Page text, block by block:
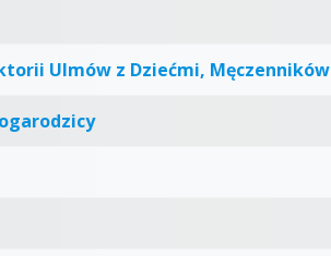
Ulmów z Dziećmi, Męczenników